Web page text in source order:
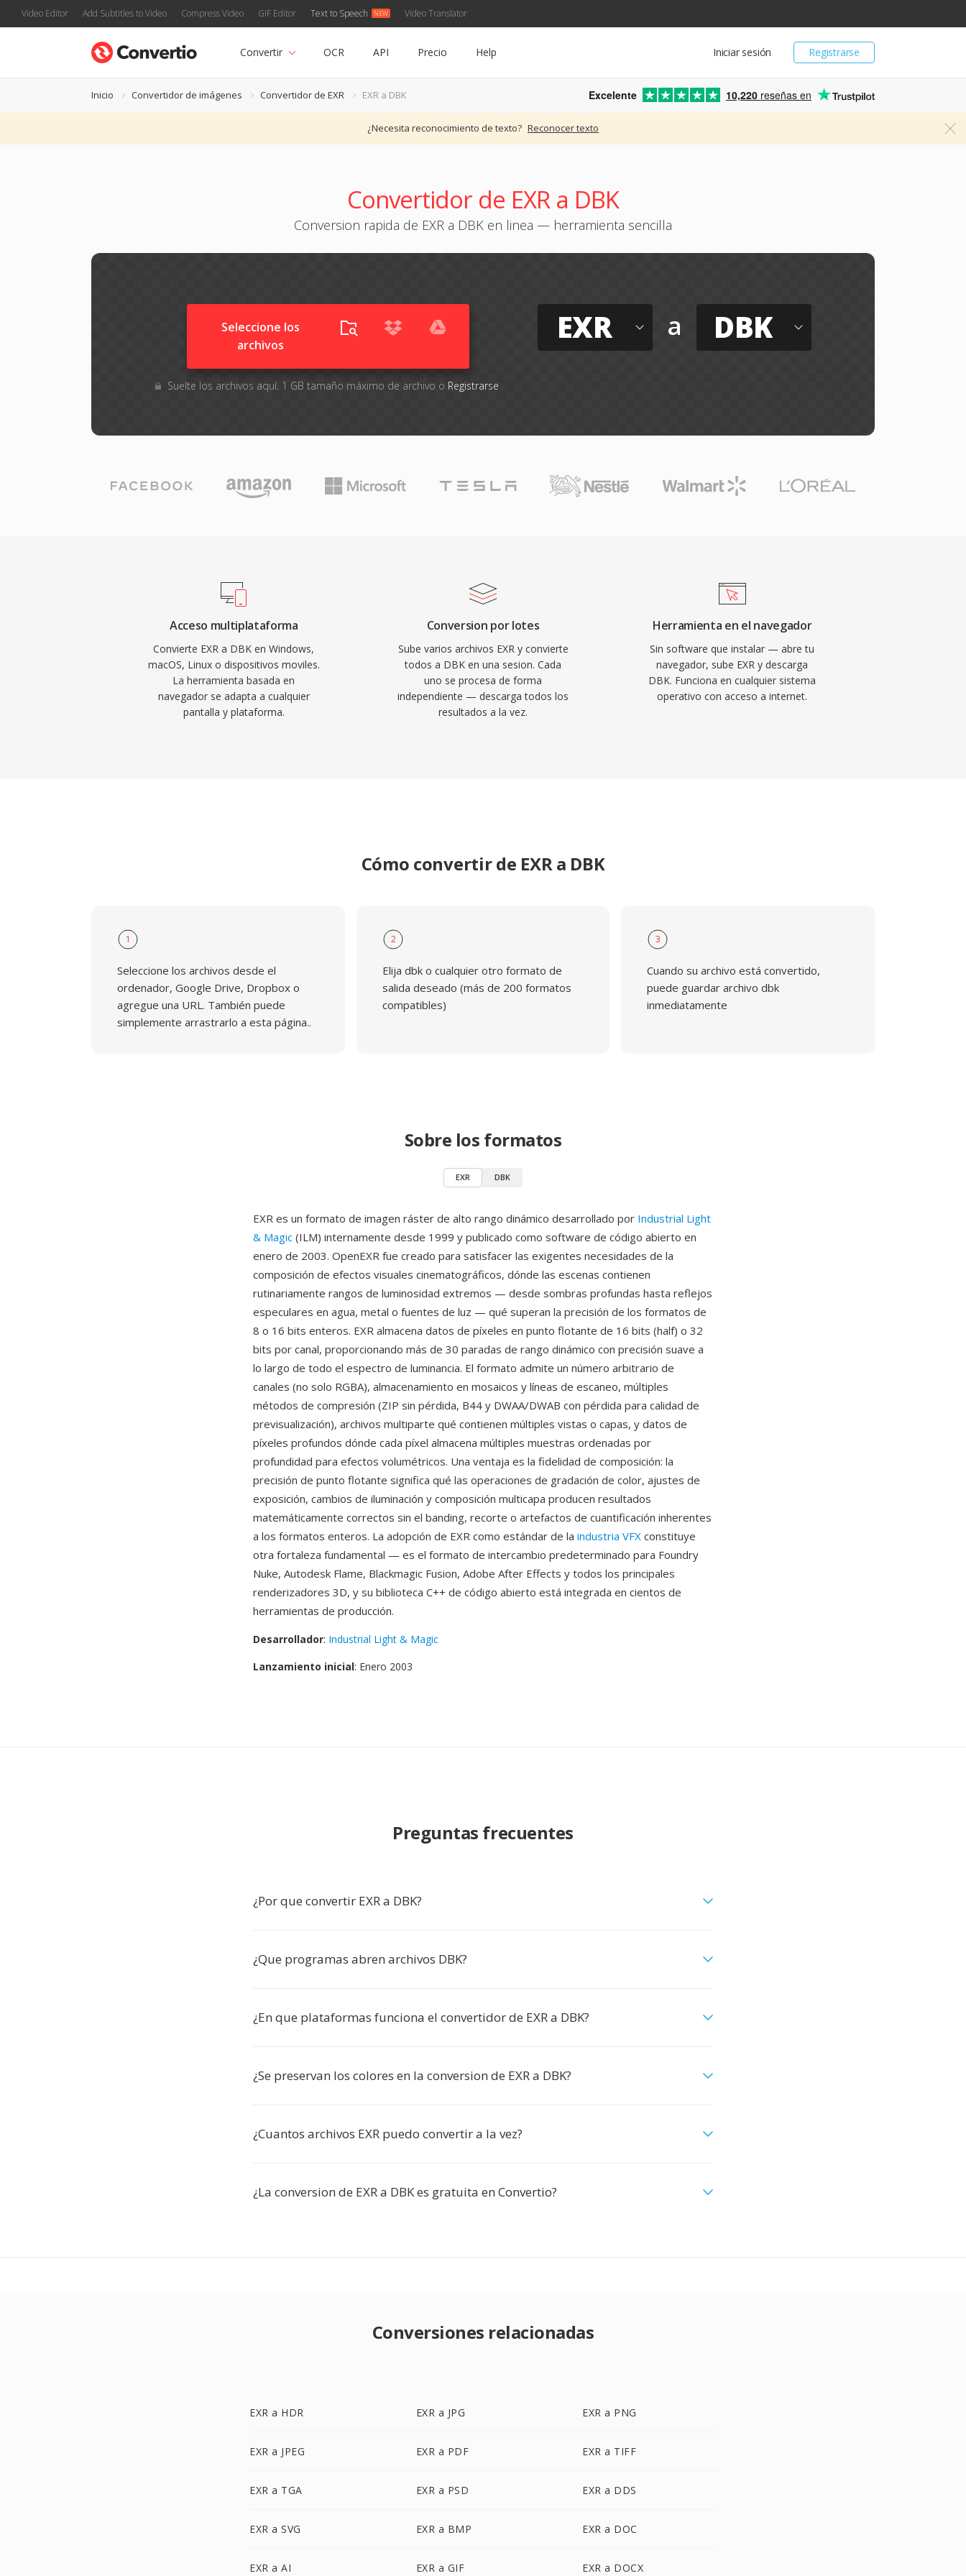
Video Editor Add Subtitles to Video Compress Video GIF Editor Text to Speech Video Translator
Registrarse
Iniciar sesión
Convertir OCR API Precio Help
Inicio Convertidor de imágenes Convertidor de EXR EXR a DBK Excelente 10,220 reseñas en
¿Necesita reconocimiento de texto? Reconocer texto
Convertidor de EXR a DBK
Conversion rapida de EXR a DBK en linea — herramienta sencilla
Seleccione los
archivos
Suelte los archivos aquí. 1 GB tamaño máximo de archivo o Registrarse
EXR a DBK
Acceso multiplataforma
Convierte EXR a DBK en Windows,
macOS, Linux o dispositivos moviles.
La herramienta basada en
navegador se adapta a cualquier
pantalla y plataforma.
Conversion por lotes
Sube varios archivos EXR y convierte
todos a DBK en una sesion. Cada
uno se procesa de forma
independiente — descarga todos los
resultados a la vez.
Herramienta en el navegador
Sin software que instalar — abre tu
navegador, sube EXR y descarga
DBK. Funciona en cualquier sistema
operativo con acceso a internet.
Cómo convertir de EXR a DBK
1
Seleccione los archivos desde el
ordenador, Google Drive, Dropbox o
agregue una URL. También puede
simplemente arrastrarlo a esta página..
2
Elija dbk o cualquier otro formato de
salida deseado (más de 200 formatos
compatibles)
3
Cuando su archivo está convertido,
puede guardar archivo dbk
inmediatamente
Sobre los formatos
EXR DBK
EXR es un formato de imagen ráster de alto rango dinámico desarrollado por Industrial Light
& Magic (ILM) internamente desde 1999 y publicado como software de código abierto en
enero de 2003. OpenEXR fue creado para satisfacer las exigentes necesidades de la
composición de efectos visuales cinematográficos, dónde las escenas contienen
rutinariamente rangos de luminosidad extremos — desde sombras profundas hasta reflejos
especulares en agua, metal o fuentes de luz — qué superan la precisión de los formatos de
8 o 16 bits enteros. EXR almacena datos de píxeles en punto flotante de 16 bits (half) o 32
bits por canal, proporcionando más de 30 paradas de rango dinámico con precisión suave a
lo largo de todo el espectro de luminancia. El formato admite un número arbitrario de
canales (no solo RGBA), almacenamiento en mosaicos y líneas de escaneo, múltiples
métodos de compresión (ZIP sin pérdida, B44 y DWAA/DWAB con pérdida para calidad de
previsualización), archivos multiparte qué contienen múltiples vistas o capas, y datos de
píxeles profundos dónde cada píxel almacena múltiples muestras ordenadas por
profundidad para efectos volumétricos. Una ventaja es la fidelidad de composición: la
precisión de punto flotante significa qué las operaciones de gradación de color, ajustes de
exposición, cambios de iluminación y composición multicapa producen resultados
matemáticamente correctos sin el banding, recorte o artefactos de cuantificación inherentes
a los formatos enteros. La adopción de EXR como estándar de la industria VFX constituye
otra fortaleza fundamental — es el formato de intercambio predeterminado para Foundry
Nuke, Autodesk Flame, Blackmagic Fusion, Adobe After Effects y todos los principales
renderizadores 3D, y su biblioteca C++ de código abierto está integrada en cientos de
herramientas de producción.
Desarrollador: Industrial Light & Magic
Lanzamiento inicial: Enero 2003
Preguntas frecuentes
¿Por que convertir EXR a DBK?
¿Que programas abren archivos DBK?
¿En que plataformas funciona el convertidor de EXR a DBK?
¿Se preservan los colores en la conversion de EXR a DBK?
¿Cuantos archivos EXR puedo convertir a la vez?
¿La conversion de EXR a DBK es gratuita en Convertio?
Conversiones relacionadas
EXR a HDR EXR a JPG EXR a PNG
EXR a JPEG EXR a PDF EXR a TIFF
EXR a TGA EXR a PSD EXR a DDS
EXR a SVG EXR a BMP EXR a DOC
EXR a AI EXR a GIF EXR a DOCX